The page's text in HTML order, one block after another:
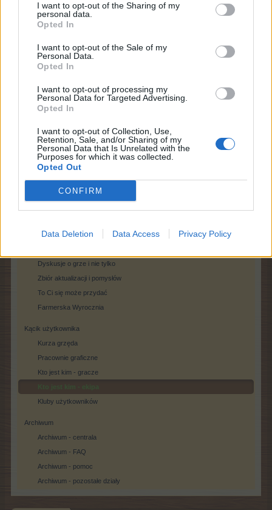
I want to opt-out of the Sharing of my
personal data.
Opted In
I want to opt-out of the Sale of my
Personal Data.
Opted In
I want to opt-out of processing my
Personal Data for Targeted Advertising.
Opted In
I want to opt-out of Collection, Use,
Retention, Sale, and/or Sharing of my
Personal Data that Is Unrelated with the
Purposes for which it was collected.
Opted Out
CONFIRM
Data Deletion Data Access Privacy Policy
Ogłoszenia eventowe
Biuletyn producenta
FAQ - poradniki
Spis poradników
FAQ - eventy
FAQ – pytania techniczne
Pomoc
Pytania ogólne
Pytania techniczne
Oficjalne konkursy forum
Dyskusje o grze i nie tylko
Zbiór aktualizacji i pomysłów
To Ci się może przydać
Farmerska Wyrocznia
Kącik użytkownika
Kurza grzęda
Pracownie graficzne
Kto jest kim - gracze
Kluby użytkowników
Archiwum
Archiwum - centrala
Archiwum - FAQ
Archiwum - pomoc
Archiwum - pozostałe działy